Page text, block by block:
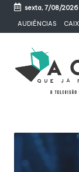
content
sexta, 7/08/2026
AUDIÊNCIAS